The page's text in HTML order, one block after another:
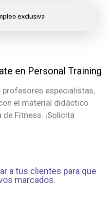
exclusiva
en Personal Training
profesores especialistas,
el material didáctico
Fitness. ¡Solicita
a tus clientes para que
marcados.